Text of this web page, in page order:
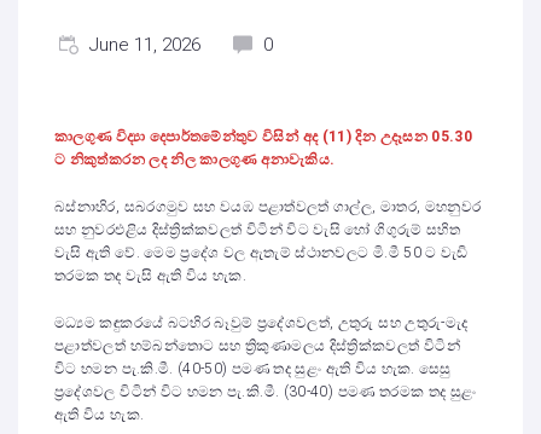
June 11, 2026 0
කාලගුණ විද්‍යා දෙපාර්තමේන්තුව විසින් අද (11) දින උදෑසන 05.30
ට නිකුත්කරන ලද නිල කාලගුණ අනාවැකිය.
බස්නාහිර, සබරගමුව සහ වයඹ පළාත්වලත් ගාල්ල, මාතර, මහනුවර
සහ නුවරඑළිය දිස්ත්‍රික්කවලත් විටින් විට වැසි හෝ ගිගුරුම් සහිත
වැසි ඇති වේ. මෙම ප්‍රදේශ වල ඇතැම් ස්ථානවලට මි.මී 50 ට වැඩි
තරමක තද වැසි ඇති විය හැක.
මධ්‍යම කඳුකරයේ බටහිර බෑවුම් ප්‍රදේශවලත්, උතුරු සහ උතුරු-මැද
පළාත්වලත් හම්බන්තොට සහ ත්‍රිකුණාමලය දිස්ත්‍රික්කවලත් විටින්
විට හමන පැ.කි.මී. (40-50) පමණ තද සුළං ඇති විය හැක. සෙසු
ප්‍රදේශවල විටින් විට හමන පැ.කි.මී. (30-40) පමණ තරමක තද සුළං
ඇති විය හැක.